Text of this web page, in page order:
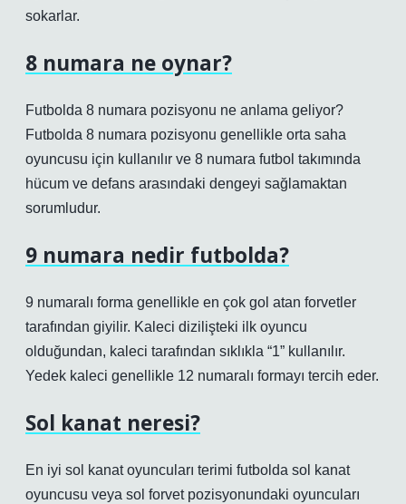
sokarlar.
8 numara ne oynar?
Futbolda 8 numara pozisyonu ne anlama geliyor?
Futbolda 8 numara pozisyonu genellikle orta saha
oyuncusu için kullanılır ve 8 numara futbol takımında
hücum ve defans arasındaki dengeyi sağlamaktan
sorumludur.
9 numara nedir futbolda?
9 numaralı forma genellikle en çok gol atan forvetler
tarafından giyilir. Kaleci dizilişteki ilk oyuncu
olduğundan, kaleci tarafından sıklıkla “1” kullanılır.
Yedek kaleci genellikle 12 numaralı formayı tercih eder.
Sol kanat neresi?
En iyi sol kanat oyuncuları terimi futbolda sol kanat
oyuncusu veya sol forvet pozisyonundaki oyuncuları